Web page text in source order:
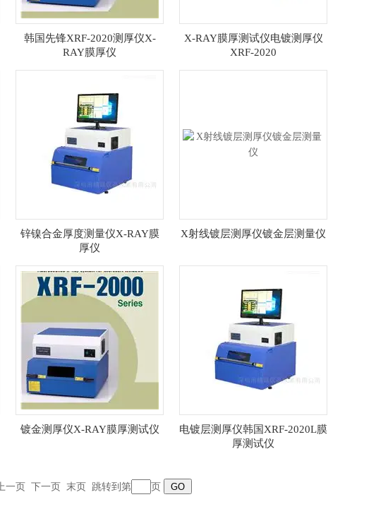
韩国先锋XRF-2020测厚仪X-
RAY膜厚仪
X-RAY膜厚测试仪电镀测厚仪
XRF-2020
锌镍合金厚度测量仪X-RAY膜
厚仪
X射线镀层测厚仪镀金层测量仪
镀金测厚仪X-RAY膜厚测试仪
电镀层测厚仪韩国XRF-2020L膜
厚测试仪
上一页 下一页 末页 跳转到第 页